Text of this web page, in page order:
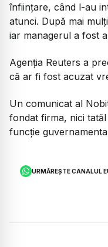
înființare, când l-au
atunci. După mai
iar managerul a fost
Agenția Reuters a
că ar fi fost acuzat
Un comunicat al
fondat firma, nici
funcție
URMĂREȘTE CANALUL